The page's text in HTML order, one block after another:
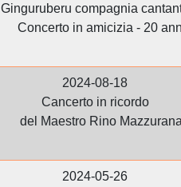
Ginguruberu compagnia
Concerto in amicizia - 20
2024-08-18
Cancerto in ricordo
del Maestro Rino
2024-05-26